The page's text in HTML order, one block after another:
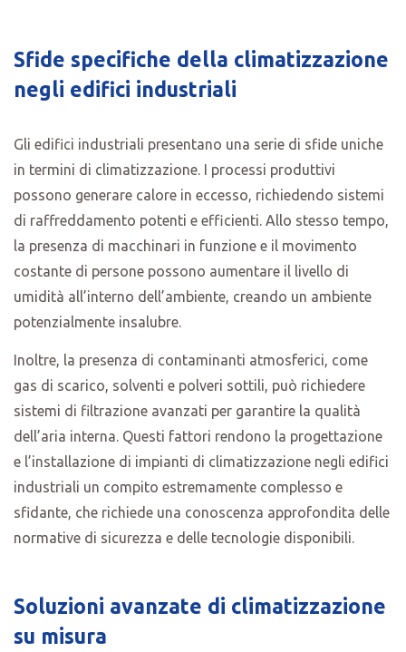
Sfide specifiche della climatizzazione
negli edifici industriali
Gli edifici industriali presentano una serie di sfide uniche
in termini di climatizzazione. I processi produttivi
possono generare calore in eccesso, richiedendo sistemi
di raffreddamento potenti e efficienti. Allo stesso tempo,
la presenza di macchinari in funzione e il movimento
costante di persone possono aumentare il livello di
umidità all’interno dell’ambiente, creando un ambiente
potenzialmente insalubre.
Inoltre, la presenza di contaminanti atmosferici, come
gas di scarico, solventi e polveri sottili, può richiedere
sistemi di filtrazione avanzati per garantire la qualità
dell’aria interna. Questi fattori rendono la progettazione
e l’installazione di impianti di climatizzazione negli edifici
industriali un compito estremamente complesso e
sfidante, che richiede una conoscenza approfondita delle
normative di sicurezza e delle tecnologie disponibili.
Soluzioni avanzate di climatizzazione
su misura